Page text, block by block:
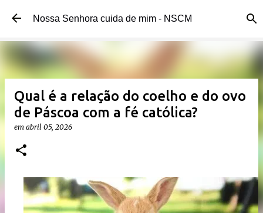
Pular para o conteúdo principal
Nossa Senhora cuida de mim - NSCM
Qual é a relação do coelho e do ovo
de Páscoa com a fé católica?
em abril 05, 2026